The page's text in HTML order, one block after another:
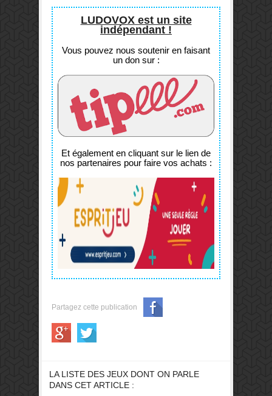
LUDOVOX est un site
indépendant !
Vous pouvez nous soutenir en faisant
un don sur :
Et également en cliquant sur le lien de
nos partenaires pour faire vos achats :
Partagez cette publication
LA LISTE DES JEUX DONT ON PARLE
DANS CET ARTICLE :